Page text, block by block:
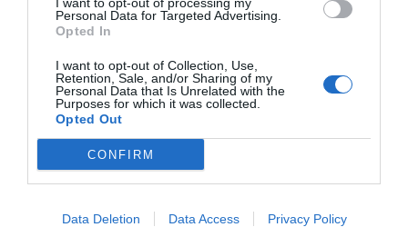
Personal Data for Targeted Advertising.
Opted In
I want to opt-out of Collection, Use,
Retention, Sale, and/or Sharing of my
Personal Data that Is Unrelated with the
Purposes for which it was collected.
Opted Out
CONFIRM
Data Deletion Data Access Privacy Policy
Guardar o meu nome, email e site neste navegador
para a próxima vez que eu comentar.
Sim, adicione-me à mailing list da Newsletter MHD